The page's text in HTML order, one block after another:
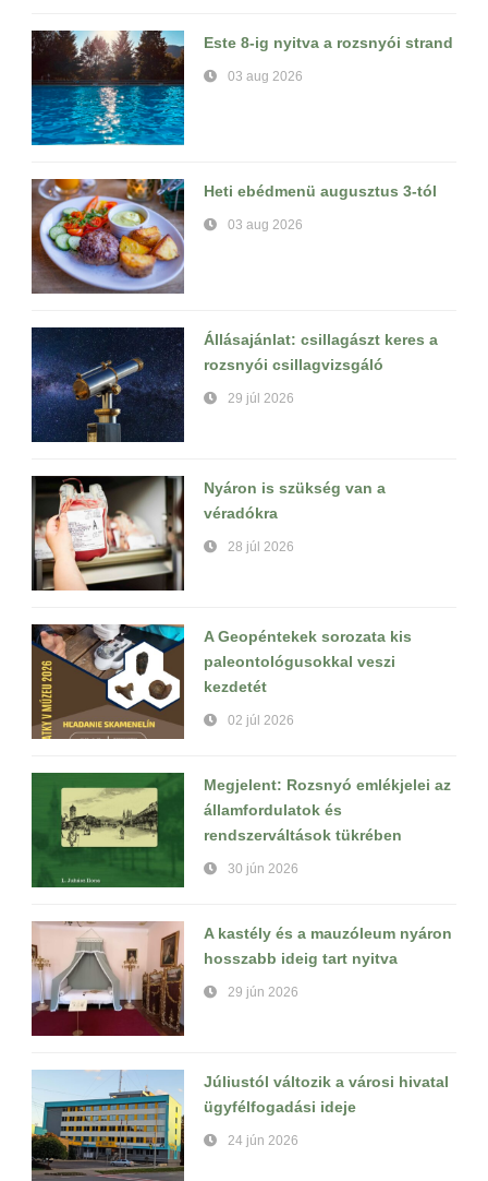
Este 8-ig nyitva a rozsnyói strand
03 aug 2026
Heti ebédmenü augusztus 3-tól
03 aug 2026
Állásajánlat: csillagászt keres a
rozsnyói csillagvizsgáló
29 júl 2026
Nyáron is szükség van a
véradókra
28 júl 2026
A Geopéntekek sorozata kis
paleontológusokkal veszi
kezdetét
02 júl 2026
Megjelent: Rozsnyó emlékjelei az
államfordulatok és
rendszerváltások tükrében
30 jún 2026
A kastély és a mauzóleum nyáron
hosszabb ideig tart nyitva
29 jún 2026
Júliustól változik a városi hivatal
ügyfélfogadási ideje
24 jún 2026